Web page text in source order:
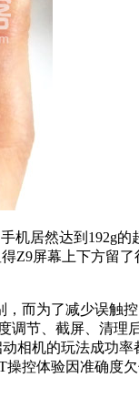
居然达到192g的
Z9屏幕上下方留
而为了减少误触控
调节、截屏、清理
相机的玩法成功
控体验因准确度